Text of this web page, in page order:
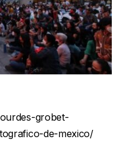
grobet-
de-mexico/